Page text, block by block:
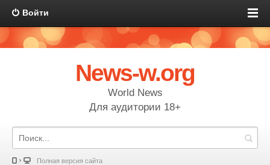
Войти
News-w.org
World News
Для аудитории 18+
Полная версия сайта